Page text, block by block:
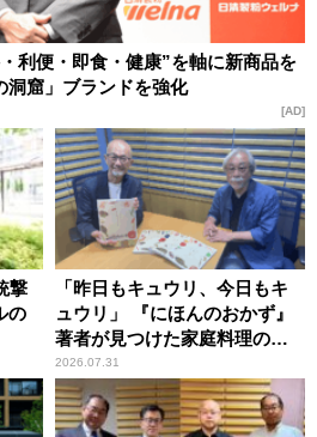
利便・即食・健康”を軸に新商品を
窟」ブランドを強化
AD
撃
の
「昨日もキュウリ、今日もキ
ュウリ」 『にほんのおかず』
著者が見つけた家庭料理の知
恵
2026.07.31